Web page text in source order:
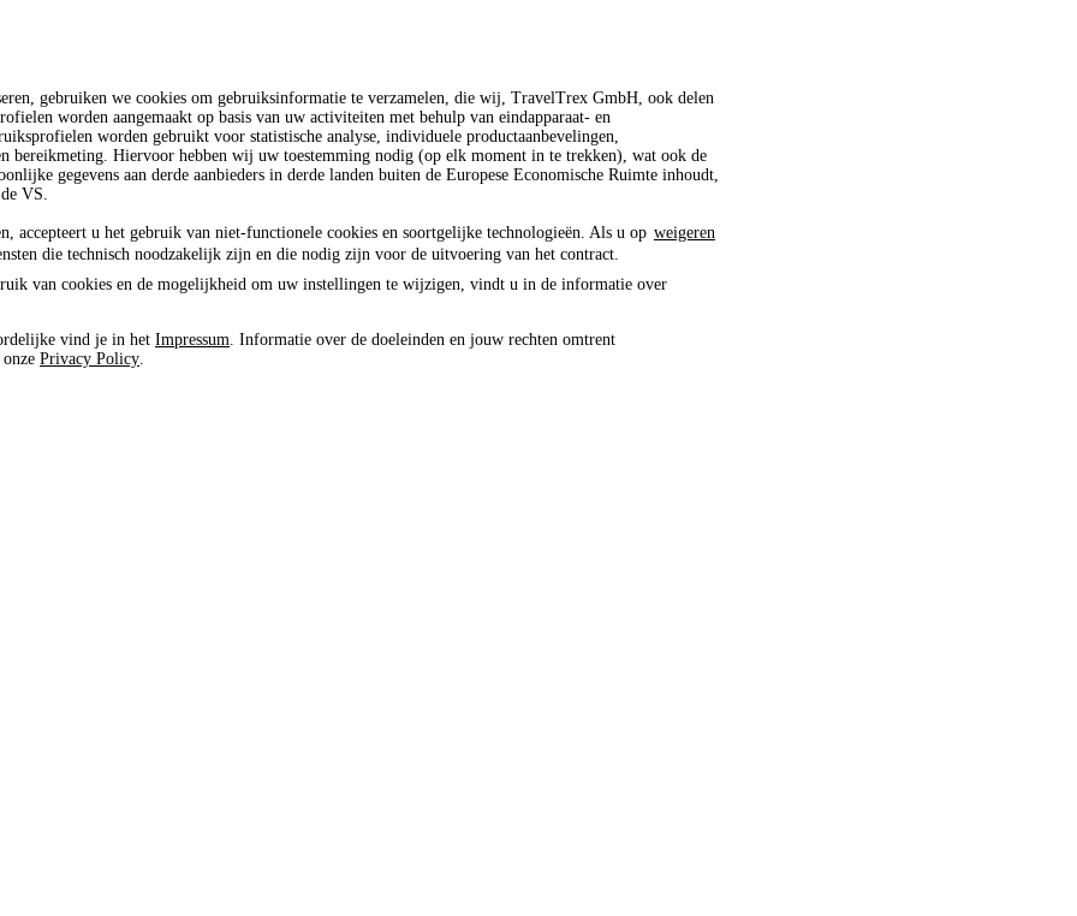
gebruiken we cookies om gebruiksinformatie te verzamelen, die wij, TravelTrex GmbH, ook delen
worden aangemaakt op basis van uw activiteiten met behulp van eindapparaat- en
worden gebruikt voor statistische analyse, individuele productaanbevelingen,
bereikmeting. Hiervoor hebben wij uw toestemming nodig (op elk moment in te trekken), wat ook de
gegevens aan derde aanbieders in derde landen buiten de Europese Economische Ruimte inhoudt,
VS.
accepteert u het gebruik van niet-functionele cookies en soortgelijke technologieën. Als u op weigeren
die technisch noodzakelijk zijn en die nodig zijn voor de uitvoering van het contract.
van cookies en de mogelijkheid om uw instellingen te wijzigen, vindt u in de informatie over
vind je in het Impressum . Informatie over de doeleinden en jouw rechten omtrent
Privacy Policy